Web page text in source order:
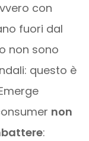
con
fuori dal
non sono
questo è
non
: